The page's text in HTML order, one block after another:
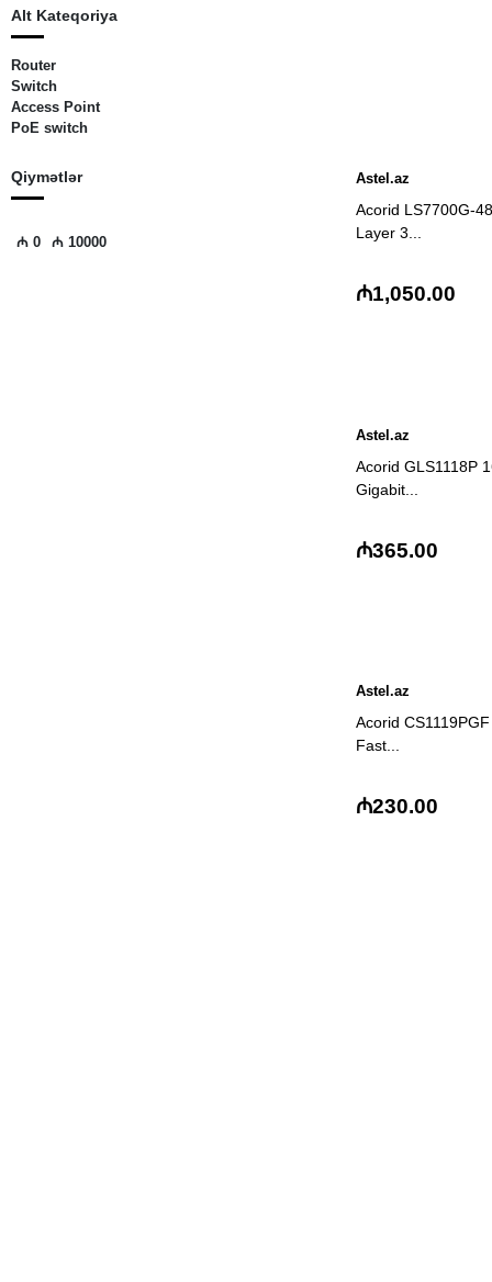
Alt Kateqoriya
Router
Switch
Access Point
PoE switch
Qiymətlər
₼ 0 ₼ 10000
Astel.az
Acorid LS7700G-
Layer 3...
₼1,050.00
Astel.az
Acorid GLS1118P
Gigabit...
₼365.00
Astel.az
Acorid
Fast...
₼230.00